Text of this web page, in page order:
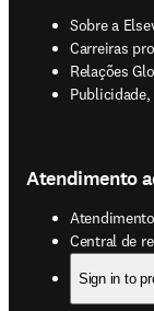
Sobre a
Carreiras
Relações
opens in
Atendimento
Central de
opens in
Sign in to